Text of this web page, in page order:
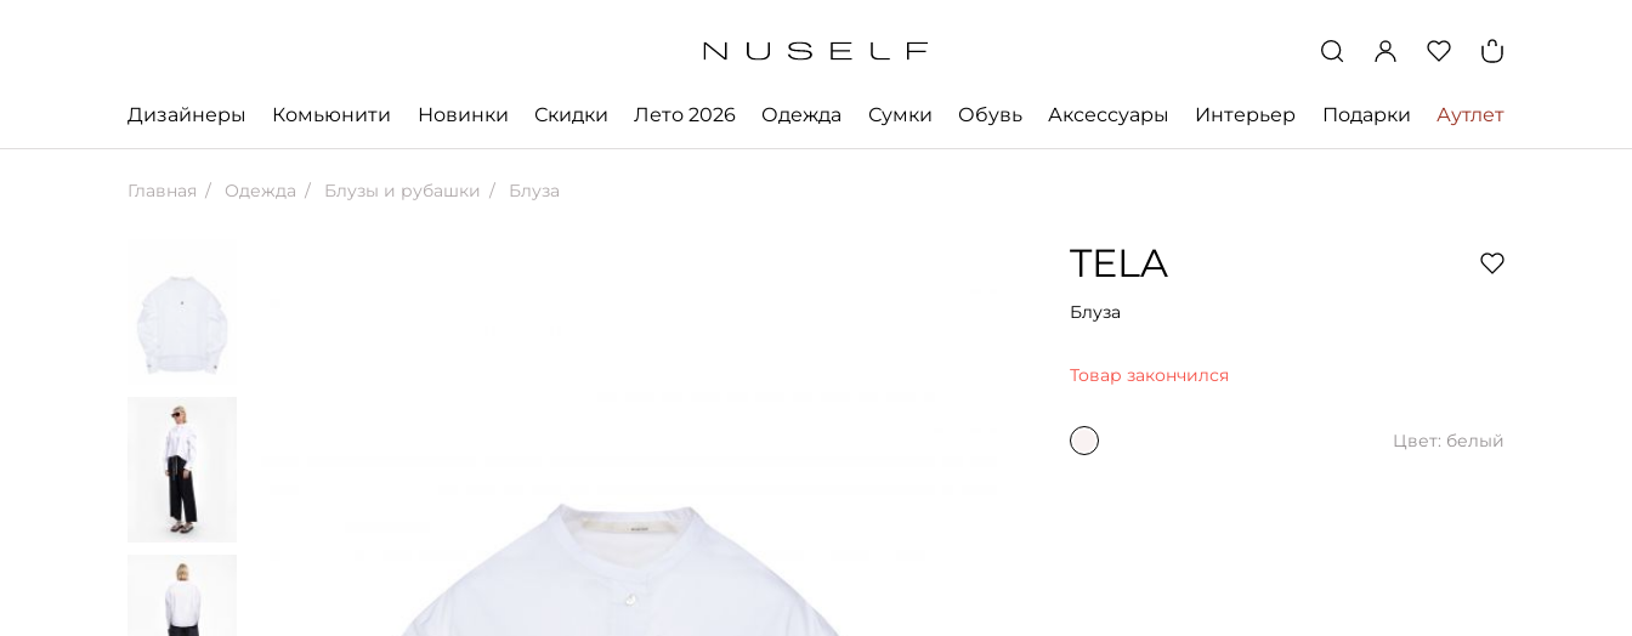
Дизайнеры Комьюнити Новинки Скидки Лето 2026 Одежда Сумки Обувь Аксессуары Интерьер Подарки Аутлет
Главная Одежда Блузы и рубашки Блуза
TELA
Блуза
Товар закончился
Цвет: белый